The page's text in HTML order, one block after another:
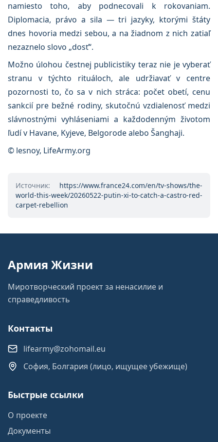
namiesto toho, aby podnecovali k rokovaniam.
Diplomacia, právo a sila — tri jazyky, ktorými štáty
dnes hovoria medzi sebou, a na žiadnom z nich zatiaľ
nezaznelo slovo „dosť“.
Možno úlohou čestnej publicistiky teraz nie je vyberať
stranu v týchto rituáloch, ale udržiavať v centre
pozornosti to, čo sa v nich stráca: počet obetí, cenu
sankcií pre bežné rodiny, skutočnú vzdialenosť medzi
slávnostnými vyhláseniami a každodenným životom
ľudí v Havane, Kyjeve, Belgorode alebo Šanghaji.
© lesnoy, LifeArmy.org
Источник: https://www.france24.com/en/tv-shows/the-
world-this-week/20260522-putin-xi-to-catch-a-castro-red-
carpet-rebellion
Армия Жизни
Миротворческий проект за ненасилие и
справедливость
Контакты
lifearmy@zohomail.eu
София, Болгария (лицо, ищущее убежище)
Быстрые ссылки
О проекте
Документы